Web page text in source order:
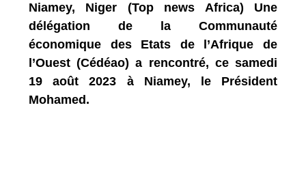
Niamey, Niger (Top news Africa) Une
délégation de la Communauté
économique des Etats de l’Afrique de
l’Ouest (Cédéao) a rencontré, ce samedi
19 août 2023 à Niamey, le Président
Mohamed.